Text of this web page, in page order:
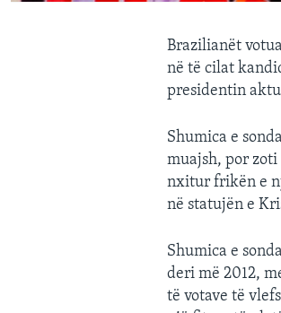
Brazilianët
në të cilat
presidentin
Shumica e
muajsh, por zoti
nxitur frikën e
në statujën e
Shumica e
deri më 2012,
të votave të